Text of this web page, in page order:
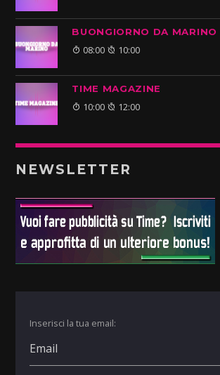
BUONGIORNO DA MARINO
08:00 10:00
TIME MAGAZINE
10:00 12:00
NEWSLETTER
Inserisci la tua email: